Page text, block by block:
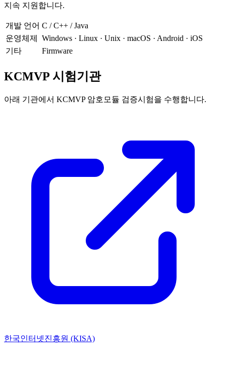
지속 지원합니다.
개발 언어 C / C++ / Java
운영체제
Windows · Linux · Unix · macOS · Android · iOS
기타
Firmware
KCMVP 시험기관
아래 기관에서 KCMVP 암호모듈 검증시험을 수행합니다.
한국인터넷진흥원 (KISA)